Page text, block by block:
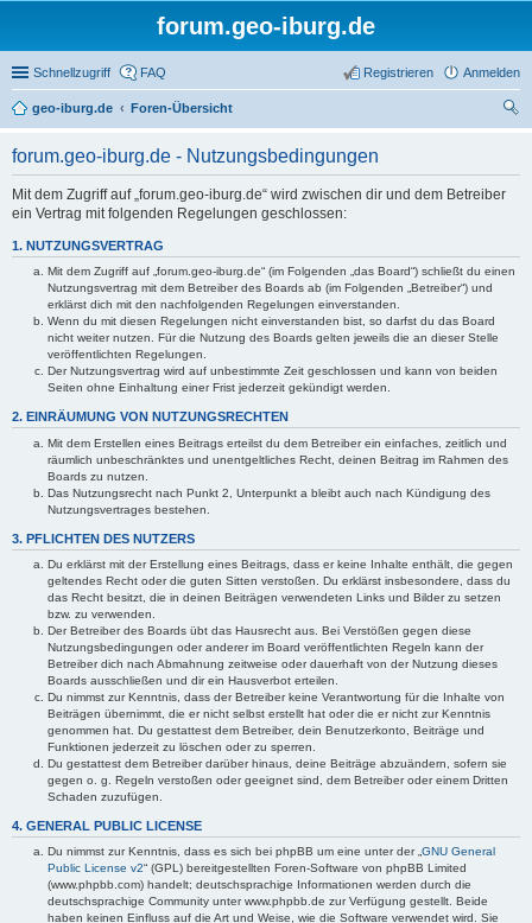
forum.geo-iburg.de
Schnellzugriff FAQ Anmelden
Registrieren
geo-iburg.de
Foren-Übersicht
forum.geo-iburg.de - Nutzungsbedingungen
Mit dem Zugriff auf „forum.geo-iburg.de“ wird zwischen dir und dem Betreiber
ein Vertrag mit folgenden Regelungen geschlossen:
1. NUTZUNGSVERTRAG
Mit dem Zugriff auf „forum.geo-iburg.de“ (im Folgenden „das Board“) schließt du einen
Nutzungsvertrag mit dem Betreiber des Boards ab (im Folgenden „Betreiber“) und
erklärst dich mit den nachfolgenden Regelungen einverstanden.
Wenn du mit diesen Regelungen nicht einverstanden bist, so darfst du das Board
nicht weiter nutzen. Für die Nutzung des Boards gelten jeweils die an dieser Stelle
veröffentlichten Regelungen.
Der Nutzungsvertrag wird auf unbestimmte Zeit geschlossen und kann von beiden
Seiten ohne Einhaltung einer Frist jederzeit gekündigt werden.
2. EINRÄUMUNG VON NUTZUNGSRECHTEN
Mit dem Erstellen eines Beitrags erteilst du dem Betreiber ein einfaches, zeitlich und
räumlich unbeschränktes und unentgeltliches Recht, deinen Beitrag im Rahmen des
Boards zu nutzen.
Das Nutzungsrecht nach Punkt 2, Unterpunkt a bleibt auch nach Kündigung des
Nutzungsvertrages bestehen.
3. PFLICHTEN DES NUTZERS
Du erklärst mit der Erstellung eines Beitrags, dass er keine Inhalte enthält, die gegen
geltendes Recht oder die guten Sitten verstoßen. Du erklärst insbesondere, dass du
das Recht besitzt, die in deinen Beiträgen verwendeten Links und Bilder zu setzen
bzw. zu verwenden.
Der Betreiber des Boards übt das Hausrecht aus. Bei Verstößen gegen diese
Nutzungsbedingungen oder anderer im Board veröffentlichten Regeln kann der
Betreiber dich nach Abmahnung zeitweise oder dauerhaft von der Nutzung dieses
Boards ausschließen und dir ein Hausverbot erteilen.
Du nimmst zur Kenntnis, dass der Betreiber keine Verantwortung für die Inhalte von
Beiträgen übernimmt, die er nicht selbst erstellt hat oder die er nicht zur Kenntnis
genommen hat. Du gestattest dem Betreiber, dein Benutzerkonto, Beiträge und
Funktionen jederzeit zu löschen oder zu sperren.
Du gestattest dem Betreiber darüber hinaus, deine Beiträge abzuändern, sofern sie
gegen o. g. Regeln verstoßen oder geeignet sind, dem Betreiber oder einem Dritten
Schaden zuzufügen.
4. GENERAL PUBLIC LICENSE
Du nimmst zur Kenntnis, dass es sich bei phpBB um eine unter der „ GNU General
Public License v2“ (GPL) bereitgestellten Foren-Software von phpBB Limited
(www.phpbb.com) handelt; deutschsprachige Informationen werden durch die
deutschsprachige Community unter www.phpbb.de zur Verfügung gestellt. Beide
haben keinen Einfluss auf die Art und Weise, wie die Software verwendet wird. Sie